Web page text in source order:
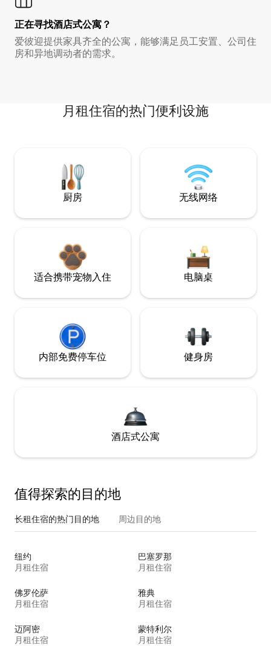
正在寻找酒店式公寓？
爱彼迎提供家具齐全的公寓，能够满足员工安置、公司住
房和异地调动者的需求。
月租住宿的热门便利设施
厨房 无线网络
适合携带宠物入住 电脑桌
内部免费停车位 健身房
酒店式公寓
值得探索的目的地
长租住宿的热门目的地 周边目的地
纽约
月租住宿
巴塞罗那
月租住宿
佛罗伦萨
月租住宿
雅典
月租住宿
迈阿密
月租住宿
蒙特利尔
月租住宿